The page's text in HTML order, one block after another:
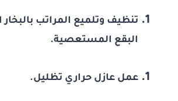
تنظيف وتلميع المراتب بالبخار
البقع المستعصية.
عمل عازل حراري تظليل.